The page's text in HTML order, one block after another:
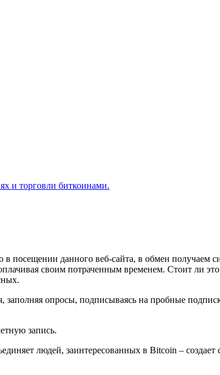
и торговли биткоинами.
посещении данного веб-сайта, в обмен получаем
своим потраченным временем. Стоит ли
заполняя опросы, подписываясь на пробные
запись.
людей, заинтересованных в Bitcoin – создает